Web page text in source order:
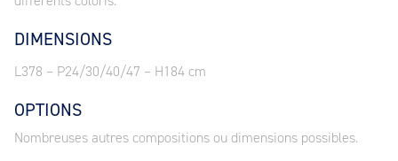
DIMENSIONS
L378 – P24/30/40/47 – H184 cm
OPTIONS
Nombreuses autres compositions ou dimensions possibles.